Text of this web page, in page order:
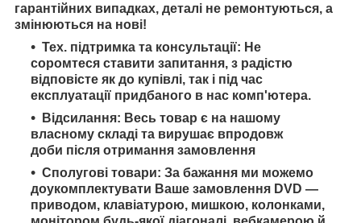
гарантійних випадках, деталі не ремонтуються, а
змінюються на нові!
Тех. підтримка та консультації: Не
соромтеся ставити запитання, з радістю
відповісте як до купівлі, так і під час
експлуатації придбаного в нас комп'ютера.
Відсилання: Весь товар є на нашому
власному складі та вирушає впродовж
доби після отримання замовлення
Сполугові товари: За бажання ми можемо
доукомплектувати Ваше замовлення DVD —
приводом, клавіатурою, мишкою, колонками,